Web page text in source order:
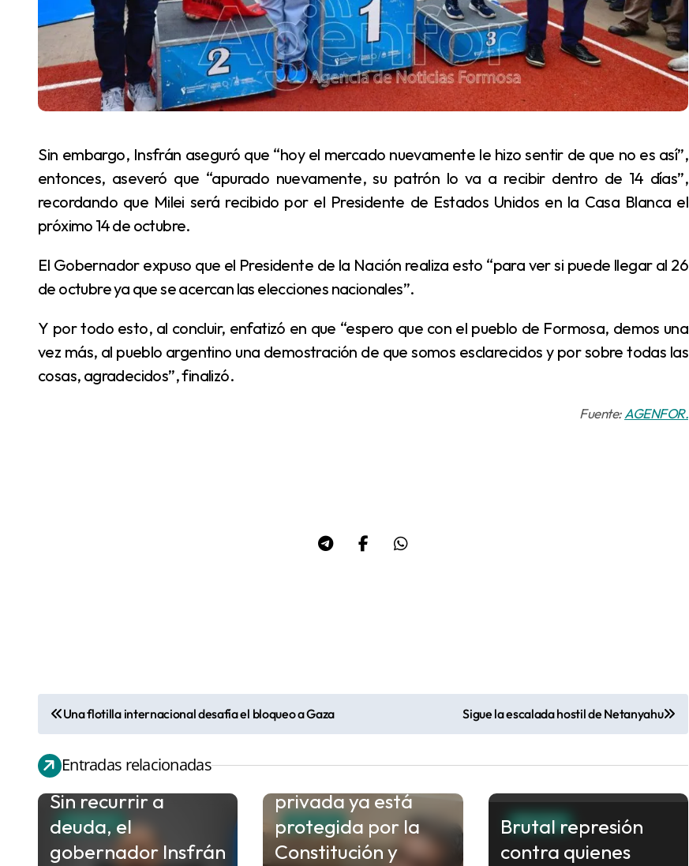
Sin embargo, Insfrán aseguró que “hoy el mercado nuevamente le hizo sentir de que no es así”,
entonces, aseveró que “apurado nuevamente, su patrón lo va a recibir dentro de 14 días”,
recordando que Milei será recibido por el Presidente de Estados Unidos en la Casa Blanca el
próximo 14 de octubre.
El Gobernador expuso que el Presidente de la Nación realiza esto “para ver si puede llegar al 26
de octubre ya que se acercan las elecciones nacionales”.
Y por todo esto, al concluir, enfatizó en que “espero que con el pueblo de Formosa, demos una
vez más, al pueblo argentino una demostración de que somos esclarecidos y por sobre todas las
cosas, agradecidos”, finalizó.
Fuente:AGENFOR.
v
e
Una flotilla internacional desafía el bloqueo a Gaza Sigue la escalada hostil de Netanyahu
Entradas relacionadas
FORMOSA
Sin recurrir a
deuda, el
gobernador Insfrán
POLITICA
privada ya está
protegida por la
Constitución y
POLITICA
Brutal represión
contra quienes